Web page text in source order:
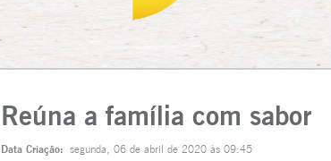
Reúna a família com sabor
Data Criação: segunda, 06 de abril de 2020 às 09:45